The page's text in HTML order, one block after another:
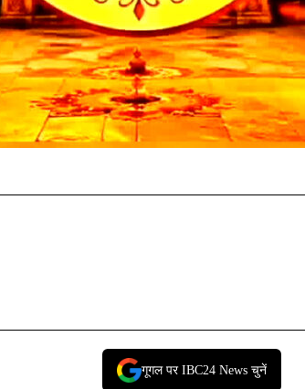
गूगल पर IBC24 News चुनें